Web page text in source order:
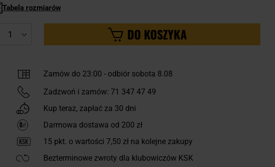
Tabela rozmiarów
DO KOSZYKA
Zamów do 23:00 -odbiór sobota 8.08
Zadzwoń i zamów: 71 347 47 49
Kup teraz, zapłać za 30 dni
Darmowa dostawa od 200 zł
15 pkt. o wartości 7,50 złna kolejne zakupy
Bezterminowe zwroty dla klubowiczów KSK